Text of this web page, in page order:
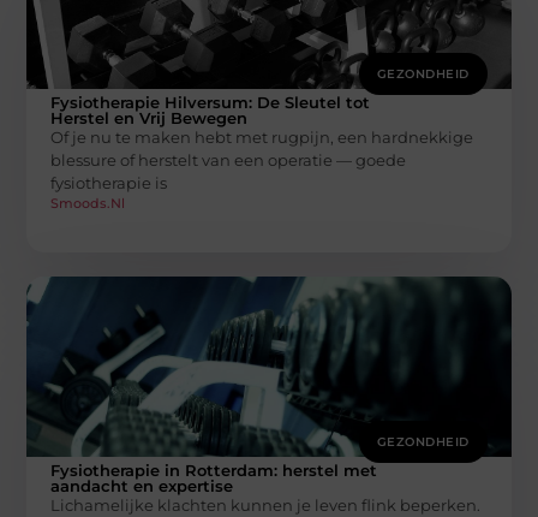
GEZONDHEID
Fysiotherapie Hilversum: De Sleutel tot
Herstel en Vrij Bewegen
Of je nu te maken hebt met rugpijn, een hardnekkige
blessure of herstelt van een operatie — goede
fysiotherapie is
Smoods.nl
GEZONDHEID
Fysiotherapie in Rotterdam: herstel met
aandacht en expertise
Lichamelijke klachten kunnen je leven flink beperken.